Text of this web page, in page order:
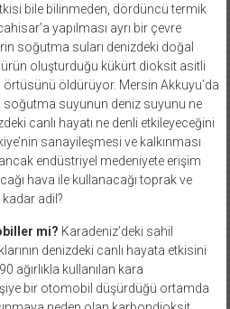
bile bilinmeden, dördüncü termik
yapılması ayrı bir çevre
soğutma suları denizdeki doğal
oluşturduğu kükürt dioksit asitli
öldürüyor. Mersin Akkuyu’da
soğutma suyunun deniz suyunu ne
canlı hayatı ne denli etkileyeceğini
sanayileşmesi ve kalkınması
endüstriyel medeniyete erişim
hava ile kullanacağı toprak ve
adil?
mi? Karadeniz’deki sahil
denizdeki canlı hayata etkisini
ağırlıkla kullanılan kara
bir otomobil düşürdüğü ortamda